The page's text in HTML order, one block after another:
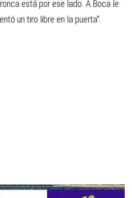
está por ese lado. A Boca le
un tiro libre en la puerta".